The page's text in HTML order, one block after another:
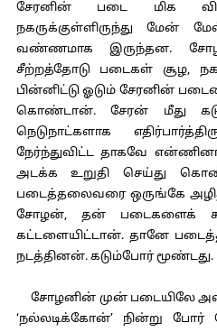
சேரனின் படை மிக
நகருக்குள்ளிருந்து
வண்ணமாக இருந்தன.
சீற்றத்தோடு படைகள் சூழ,
பின்னிட்டு ஓடும் சேரனின்
கொண்டான். சேரன் மீது
நெடுநாட்களாக
நேர்ந்துவிட்ட தாகவே
அடக்க உறுதி செய்து
படைத்தலைவரை ஒருங்கே
சோழன், தன் படைகளைக்
கட்டளையிட்டான். தானே
நடத்தினன். கடும்போர் மூண்டது.
சோழனின் முன் படையிலே
‘நல்லடிக்கோன்’ நின்று